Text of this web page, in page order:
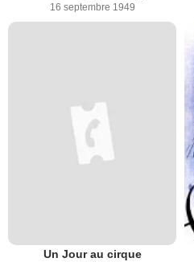
16 septembre 1949
Un Jour au cirque